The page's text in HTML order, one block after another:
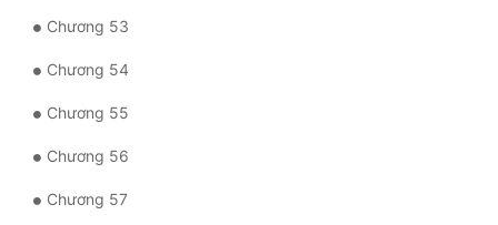
Chương 53
Chương 54
Chương 55
Chương 56
Chương 57